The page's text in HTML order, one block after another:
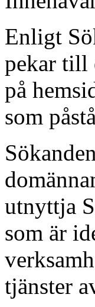
Enligt
pekar till
på
som
utnyttja
som är
tjänster